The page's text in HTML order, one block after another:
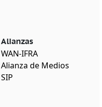
Alianzas
WAN-IFRA
Alianza de Medios
SIP